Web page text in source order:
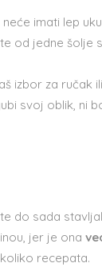
imati lep
od jedne šolje
izbor za ručak
svoj oblik, ni
do sada
jer je ona
recepata.